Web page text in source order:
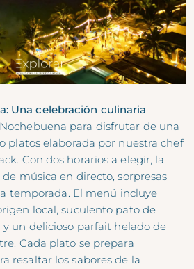
Una celebración culinaria
para disfrutar de una
platos elaborada por nuestra chef
Con dos horarios a elegir, la
música en directo, sorpresas
temporada. El menú incluye
local, suculento pato de
un delicioso parfait helado de
Cada plato se prepara
resaltar los sabores de la